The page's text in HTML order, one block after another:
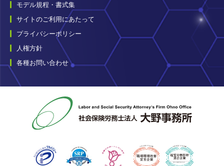
モデル規程・書式集
サイトのご利用にあたって
プライバシーポリシー
人権方針
各種お問い合わせ